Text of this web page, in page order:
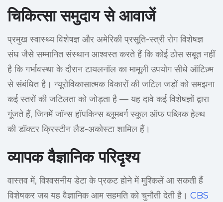
चिकित्सा समुदाय से आवाजें
प्रमुख स्वास्थ्य विशेषज्ञ और अमेरिकी प्रसूति-स्त्री रोग विशेषज्ञ
संघ जैसे सम्मानित संस्थान आश्वस्त करते हैं कि कोई ठोस सबूत नहीं
है कि गर्भावस्था के दौरान टायलनॉल का मामूली उपयोग सीधे ऑटिज़्म
से संबंधित है। न्यूरोविकासात्मक विकारों की जटिल जड़ों को समझना
कई स्तरों की जटिलता को जोड़ता है — यह दावे कई विशेषज्ञों द्वारा
गूंजते हैं, जिनमें जॉन्स हॉपकिन्स ब्लूमबर्ग स्कूल ऑफ पब्लिक हेल्थ
की डॉक्टर क्रिस्टीन लैड-अकोस्टा शामिल हैं।
व्यापक वैज्ञानिक परिदृश्य
वास्तव में, विश्वसनीय डेटा के प्रकट होने में मुश्किलें आ सकती हैं
विशेषकर जब यह वैज्ञानिक आम सहमति को चुनौती देती है। CBS